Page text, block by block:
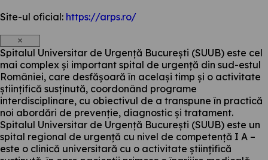
Site-ul oficial: https://arps.ro/
×
Spitalul Universitar de Urgență București (SUUB) este cel
mai complex și important spital de urgență din sud-estul
României, care desfășoară în același timp și o activitate
științifică susținută, coordonând programe
interdisciplinare, cu obiectivul de a transpune în practică
noi abordări de prevenție, diagnostic și tratament.
Spitalul Universitar de Urgență București (SUUB) este un
spital regional de urgență cu nivel de competență I A –
este o clinică universitară cu o activitate științifică